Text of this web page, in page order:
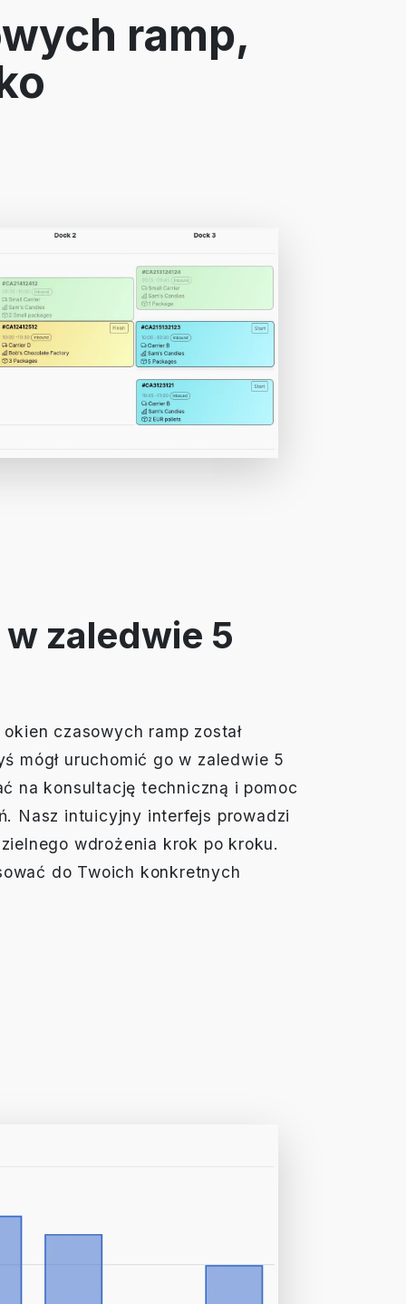
ramp,
zaledwie 5
czasowych ramp został
mógł uruchomić go w zaledwie 5
na konsultację techniczną i pomoc
Nasz intuicyjny interfejs prowadzi
wdrożenia krok po kroku.
do Twoich konkretnych